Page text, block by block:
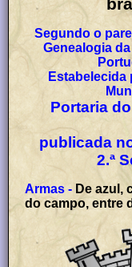
Segundo o
Genealogia
Portaria
publicada
2.ª
Armas - De azul,
do campo, entre